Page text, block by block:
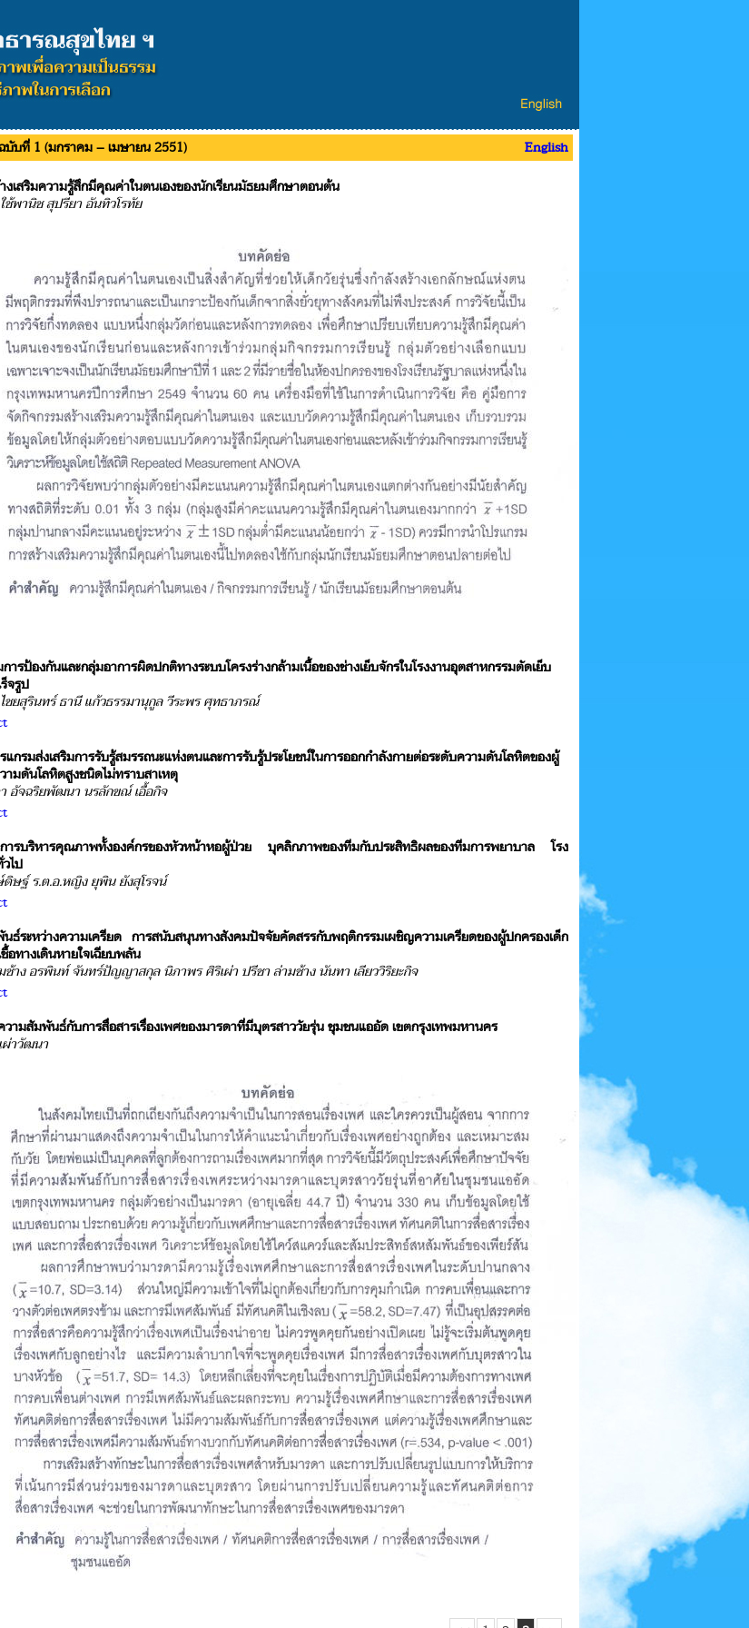
บับที่ 1 (มกราคม – เมษายน 2551)
English
งเสริมความรู้สึกมีคุณค่าในตนเองของนักเรียนมัธยมศึกษาตอนต้น
ช้พานิช สุปรียา อันทิวโรทัย
ารป้องกันและกลุ่มอาการผิดปกติทางระบบโครงร่างกล้ามเนื้อของช่างเย็บจักรในโรงงานอุตสาหกรรมตัดเย็บ
จรูป
ชยสุรินทร์ ธานี แก้วธรรมานุกูล วีระพร ศุทธาภรณ์
แกรมส่งเสริมการรับรู้สมรรถนะแห่งตนและการรับรู้ประโยชน์ในการออกกำลังกายต่อระดับความดันโลหิตของผู้
ามดันโลหิตสูงชนิดไม่ทราบสาเหตุ
อัจฉริยพัฒนา นรลักขณ์ เอื้อกิจ
ารบริหารคุณภาพทั้งองค์กรของหัวหน้าหอผู้ป่วย บุคลิกภาพของทีมกับประสิทธิผลของทีมการพยาบาล โรง
ไป
ดิษฐ์ ร.ต.อ.หญิง ยุพิน ยังสุโรจน์
ธ์ระหว่างความเครียด การสนับสนุนทางสังคมปัจจัยคัดสรรกับพฤติกรรมเผชิญความเครียดของผู้ปกครองเด็ก
อทางเดินหายใจเฉียบพลัน
ช้าง อรพินท์ จันทร์ปัญญาสกุล นิภาพร ศิริเผ่า ปรีชา ล่ามช้าง นันทา เลียววิริยะกิจ
ามสัมพันธ์กับการสื่อสารเรื่องเพศของมารดาที่มีบุตรสาววัยรุ่น ชุมชนแออัด เขตกรุงเทพมหานคร
ผ่าวัฒนา